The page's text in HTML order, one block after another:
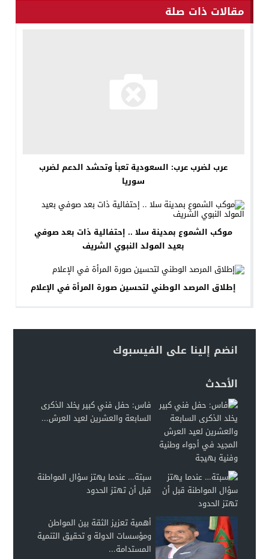
مقالات ذات صلة
عرب لضرب عرب: السعودية تعبأ وتحشد الدعم لضرب
سوريا
موكب الشموع بمدينة سلا .. إحتفالية ذات بعد صوفي
بعيد المولد النبوي الشريف
إطلاق المرصد الوطني لتحسين صورة المرأة في الإعلام
انضم إلينا على الفيسبوك
الأحدث
فاس: حفل فني كبير يخلد الذكرى
السابعة والعشرين لعيد العرش...
سبتة… عندما يهتز سؤال المواطنة
قبل أن تهتز الحدود
أهمية تعزيز الثقة بين المواطن
ومؤسسات الدولة و تحقيق التنمية
المستدامة...